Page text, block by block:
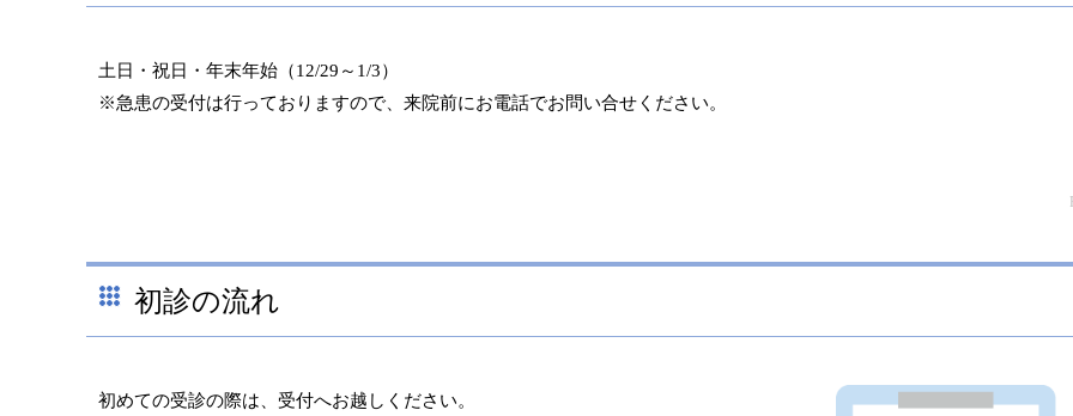
土日・祝日・年末年始（12/29～1/3）
※急患の受付は行っておりますので、来院前にお電話でお問い合せください。
初診の流れ
初めての受診の際は、受付へお越しください。